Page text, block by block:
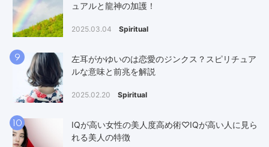
ュアルと龍神の加護！
2025.03.04 Spiritual
9
左耳がかゆいのは恋愛のジンクス？スピリチュア
ルな意味と前兆を解説
2025.02.20 Spiritual
10
IQが高い女性の美人度高め術♡IQが高い人に見ら
れる美人の特徴